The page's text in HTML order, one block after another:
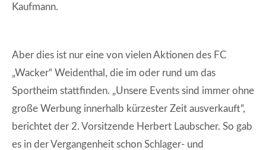
Kaufmann.
Aber dies ist nur eine von vielen Aktionen des FC
„Wacker“ Weidenthal, die im oder rund um das
Sportheim stattfinden. „Unsere Events sind immer ohne
große Werbung innerhalb kürzester Zeit ausverkauft“,
berichtet der 2. Vorsitzende Herbert Laubscher. So gab
es in der Vergangenheit schon Schlager- und